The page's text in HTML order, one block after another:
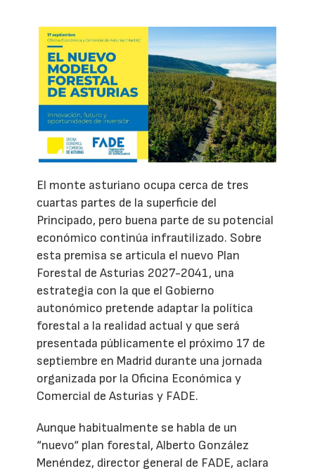
El monte asturiano ocupa cerca de tres
cuartas partes de la superficie del
Principado, pero buena parte de su potencial
económico continúa infrautilizado. Sobre
esta premisa se articula el nuevo Plan
Forestal de Asturias 2027-2041, una
estrategia con la que el Gobierno
autonómico pretende adaptar la política
forestal a la realidad actual y que será
presentada públicamente el próximo 17 de
septiembre en Madrid durante una jornada
organizada por la Oficina Económica y
Comercial de Asturias y FADE.
Aunque habitualmente se habla de un
“nuevo“ plan forestal, Alberto González
Menéndez, director general de FADE, aclara